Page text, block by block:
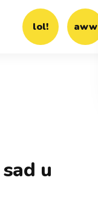
lol! aww
u